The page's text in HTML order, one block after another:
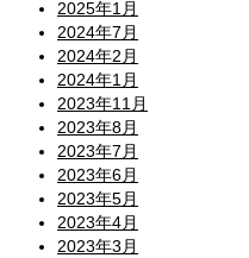
2025年1月
2024年7月
2024年2月
2024年1月
2023年11月
2023年8月
2023年7月
2023年6月
2023年5月
2023年4月
2023年3月